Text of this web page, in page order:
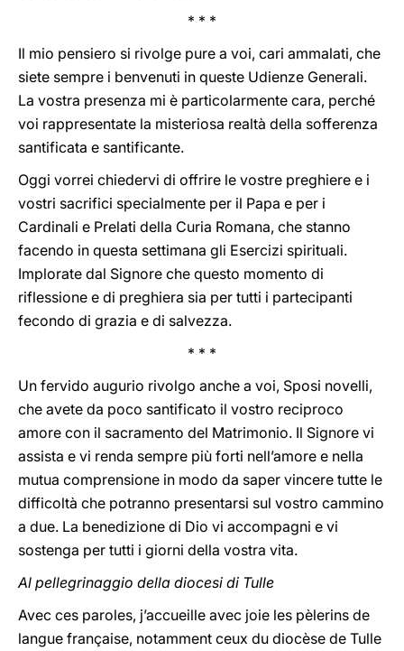
* * *
Il mio pensiero si rivolge pure a voi, cari ammalati, che
siete sempre i benvenuti in queste Udienze Generali.
La vostra presenza mi è particolarmente cara, perché
voi rappresentate la misteriosa realtà della sofferenza
santificata e santificante.
Oggi vorrei chiedervi di offrire le vostre preghiere e i
vostri sacrifici specialmente per il Papa e per i
Cardinali e Prelati della Curia Romana, che stanno
facendo in questa settimana gli Esercizi spirituali.
Implorate dal Signore che questo momento di
riflessione e di preghiera sia per tutti i partecipanti
fecondo di grazia e di salvezza.
* * *
Un fervido augurio rivolgo anche a voi, Sposi novelli,
che avete da poco santificato il vostro reciproco
amore con il sacramento del Matrimonio. Il Signore vi
assista e vi renda sempre più forti nell’amore e nella
mutua comprensione in modo da saper vincere tutte le
difficoltà che potranno presentarsi sul vostro cammino
a due. La benedizione di Dio vi accompagni e vi
sostenga per tutti i giorni della vostra vita.
Al pellegrinaggio della diocesi di Tulle
Avec ces paroles, j’accueille avec joie les pèlerins de
langue française, notamment ceux du diocèse de Tulle